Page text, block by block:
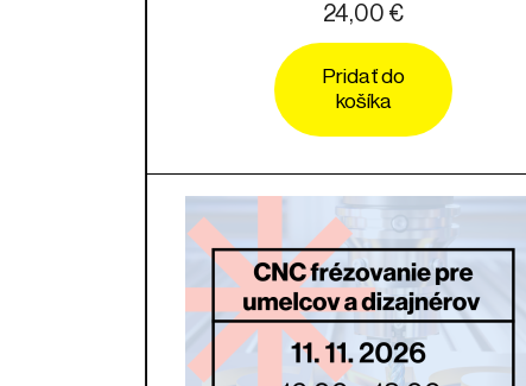
24,00 €
Pridať do
košíka